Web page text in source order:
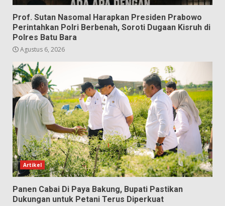
Prof. Sutan Nasomal Harapkan Presiden Prabowo
Perintahkan Polri Berbenah, Soroti Dugaan Kisruh di
Polres Batu Bara
Agustus 6, 2026
Artikel
Panen Cabai Di Paya Bakung, Bupati Pastikan
Dukungan untuk Petani Terus Diperkuat